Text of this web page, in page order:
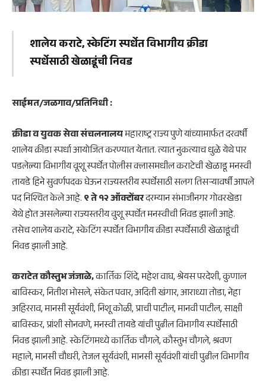
शालेय कराटे, स्केटिंग स्पर्धेत विभागीय क्रीडा
स्पर्धेसाठी खेळाडूंची निवड
साईमत/जळगाव/प्रतिनिधी :
क्रीडा व युवक सेवा संचलनालयमहाराष्ट्र राज्य पुणे यांच्यामार्फत दरवर्षी
शालेय क्रीडा स्पर्धा आयोजित करण्यात येतात. त्यात नुकत्याच धुळे येथे पार
पडलेल्या विभागीय वूशू स्पर्धेत पोलीस क्लासमधील कराटेची खेळाडू मनस्वी
तायडे हिने सुवर्णपदक घेऊन राज्यस्तरीय स्पर्धेसाठी सलग तिसऱ्यावर्षी आपले
पद निश्चित केले आहे.९ ते १२ ऑक्टोंबरदरम्यान संभाजीनगर गोवरखेडा
येथे होत असलेल्या राज्यस्तरीय वुशू स्पर्धेत मनस्वीची निवड झाली आहे.
तसेच शालेय कराटे, स्केटिंग स्पर्धेत विभागीय क्रीडा स्पर्धेसाठी खेळाडूंची
निवड झाली आहे.
कराटेत कौस्तुभ जंजाळे,कार्तिक शिंदे, महेश वाघ, श्रेयस परदेशी, कुणाल
बाविस्कर, नितीश भोसले, संकेत पवार, अदिती खंगार, आराध्या तोडा, नेहा
अहिरराव, मानसी सूर्यवंशी, निशू कोळी, प्राची पाटील, मानवी पाटील, साक्षी
बाविस्कर, प्रांशी सोनवणे, मनस्वी तायडे यांची पुढील विभागीय स्पर्धेसाठी
निवड झाली आहे. स्केटिंगमध्ये कार्तिक चौगले, कौस्तुभ चौगले, श्रवण
महाले, मानसी चौधरी, तेजल सूर्यवंशी, मानसी सूर्यवंशी यांची पुढील विभागीय
क्रीडा स्पर्धेत निवड झाली आहे.